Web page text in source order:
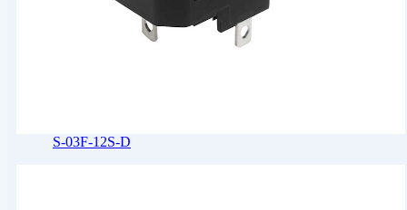
S-03F-12S-D